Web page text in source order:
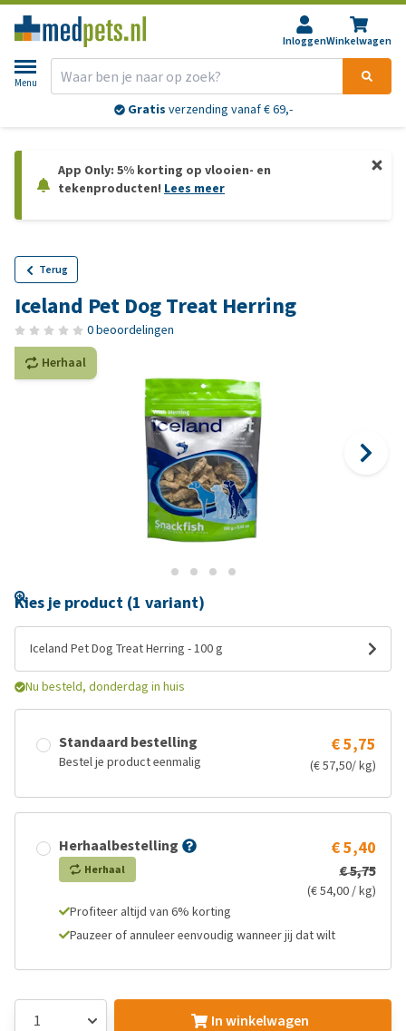
InloggenWinkelwagen
Menu
Gratis verzending vanaf € 69,-
App Only: 5% korting op vlooien- en
tekenproducten! Lees meer
Terug
Iceland Pet Dog Treat Herring
0 beoordelingen
Herhaal
Kies je product (1 variant)
Iceland Pet Dog Treat Herring - 100 g
Nu besteld, donderdag in huis
Standaard bestelling
Bestel je product eenmalig
€ 5,75
(€ 57,50/ kg)
Herhaalbestelling
Herhaal
€ 5,40
€ 5,75
(€ 54,00 / kg)
Profiteer altijd van 6% korting
Pauzeer of annuleer eenvoudig wanneer jij dat wilt
In winkelwagen